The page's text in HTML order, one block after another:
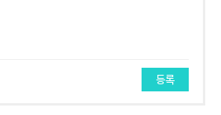
등록